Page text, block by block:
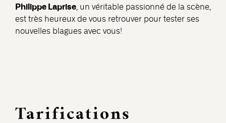
Philippe Laprise, un véritable passionné de la scène,
est très heureux de vous retrouver pour tester ses
nouvelles blagues avec vous!
Tarifications